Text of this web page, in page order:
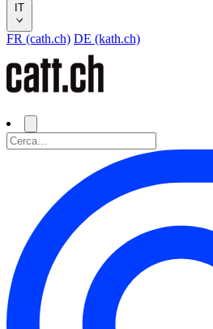
IT
FR (cath.ch) DE (kath.ch)